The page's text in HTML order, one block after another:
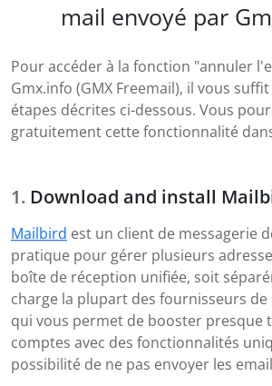
mail envoyé par
Pour accéder à la fonction "annuler
Gmx.info (GMX Freemail), il vous
étapes décrites ci-dessous. Vous
gratuitement cette fonctionnalité
Download and install
Mailbird est un client de messagerie
pratique pour gérer plusieurs
boîte de réception unifiée, soit
charge la plupart des fournisseurs de
qui vous permet de booster presque
comptes avec des fonctionnalités
possibilité de ne pas envoyer les